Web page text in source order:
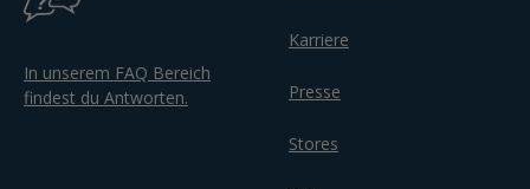
In unserem FAQ Bereich
findest du Antworten.
Karriere
Presse
Stores